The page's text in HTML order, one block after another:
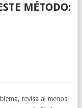
MÉTODO:
revisa al menos